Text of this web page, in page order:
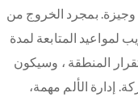
وجيزة. بمجرد الخروج من
لمواعيد المتابعة لمدة
المنطقة ، وسيكون
إدارة الألم مهمة،